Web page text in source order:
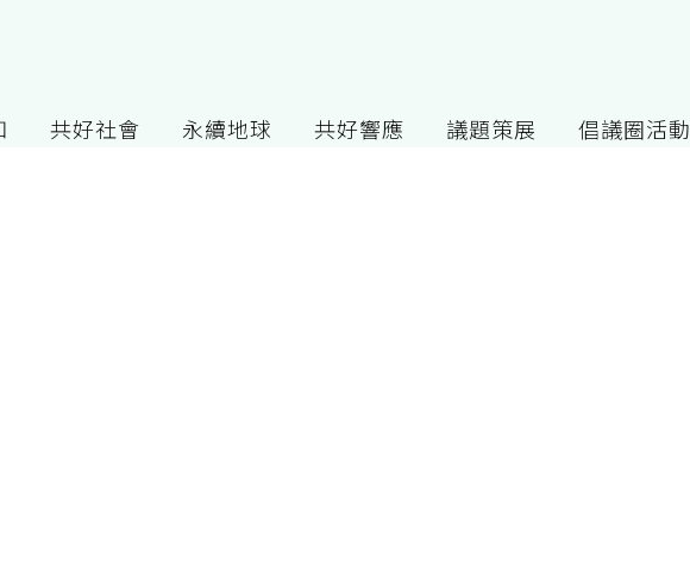
共好社會 永續地球 共好響應 議題策展 倡議圈活動